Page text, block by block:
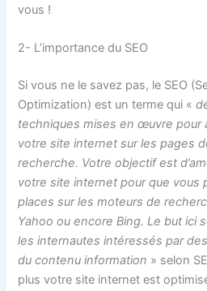
vous !
2- L’importance du SEO
Si vous ne le savez pas, le SEO
Optimization) est un terme qui «
techniques mises en œuvre pour
votre site internet sur les pages
recherche. Votre objectif est
votre site internet pour que vous
places sur les moteurs de
Yahoo ou encore Bing. Le but ici
les internautes intéressés par
du contenu information » selon
plus votre site internet est